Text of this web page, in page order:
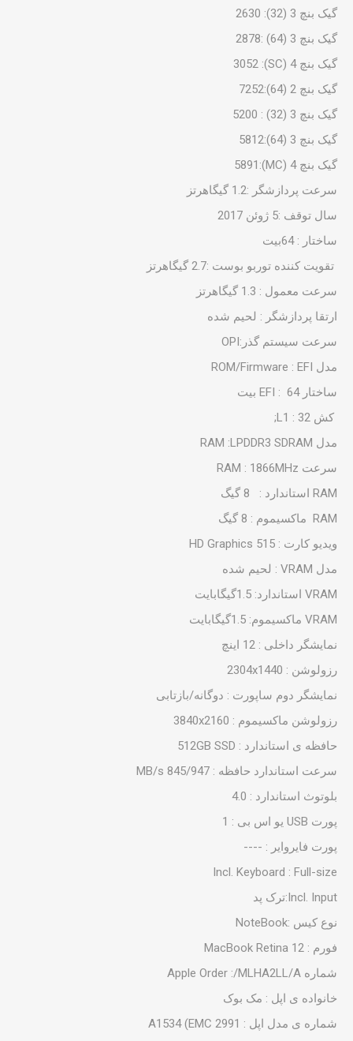
گیک بنچ 3 (32): 2630
گیک بنچ 3 (64) :2878
گیک بنچ 4 (SC): 3052
گیک بنچ 2 (64):7252
گیک بنچ 3 (32) : 5200
گیک بنچ 3 (64):5812
گیک بنچ 4 (MC):5891
سرعت پردازشگر :1.2 گیگاهرتز
سال توقف :5 ژوئن 2017
ساختار : 64بیت
تقویت کننده توربو بوست :2.7 گیگاهرتز
سرعت معمول : 1.3 گیگاهرتز
ارتقا پردازشگر : لحیم شده
سرعت سیستم گذر:OPI
مدل ROM/Firmware : EFI
ساختار EFI : 64 بیت
کش L1 : 32;
مدل RAM :LPDDR3 SDRAM
سرعت RAM : 1866MHz
RAM استاندارد : 8 گیگ
RAM ماکسیموم : 8 گیگ
ویدیو کارت : HD Graphics 515
مدل VRAM : لحیم شده
VRAM استاندارد: 1.5گیگابایت
VRAM ماکسیموم: 1.5گیگابایت
نمایشگر داخلی : 12 اینچ
رزولوشن : 2304x1440
نمایشگر دوم ساپورت : دوگانه/بازتابی
رزولوشن ماکسیموم : 3840x2160
حافظه ی استاندارد : 512GB SSD
سرعت استاندارد حافظه : 845/947 MB/s
بلوتوث استاندارد : 4.0
پورت USB یو اس بی : 1
پورت فایروایر : ----
Incl. Keyboard : Full-size
Incl. Input:ترک پد
نوع کیس :NoteBook
فورم : MacBook Retina 12
شماره Apple Order :/MLHA2LL/A
خانواده ی اپل : مک بوک
شماره ی مدل اپل : A1534 (EMC 2991